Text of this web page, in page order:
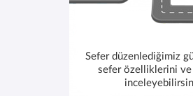
Sefer düzenlediğimiz
sefer özelliklerini ve